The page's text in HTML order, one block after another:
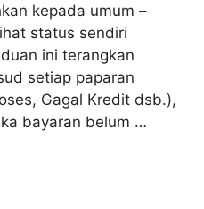
kepada umum –
status sendiri
ini terangkan
setiap paparan
Gagal Kredit dsb.),
bayaran belum …